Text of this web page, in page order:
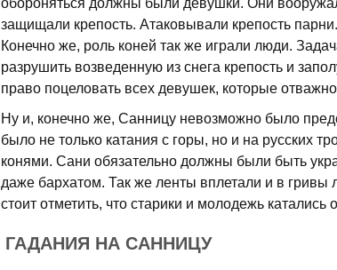
обороняться должны были девушки. Они
защищали крепость. Атаковывали крепость
Конечно же, роль коней так же играли люди.
разрушить возведенную из снега крепость и
право поцеловать всех девушек, которые
Ну и, конечно же, Санницу невозможно было
было не только катания с горы, но и на русских
конями. Сани обязательно должны были быть
даже бархатом. Так же ленты вплетали и в
стоит отметить, что старики и молодежь катались
ГАДАНИЯ НА САННИЦУ